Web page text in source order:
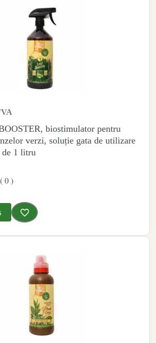
biostimulator pentru
verzi, soluție gata de utilizare
de 1 litru
( 0 )